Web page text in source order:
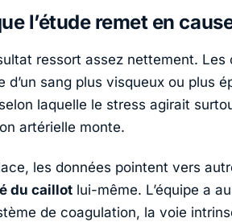
l’étude remet en
ressort assez nettement. Les
d’un sang plus visqueux ou plus
selon laquelle le stress agirait
artérielle monte.
les données pointent vers
du caillot lui-même. L’équipe a
de coagulation, la voie